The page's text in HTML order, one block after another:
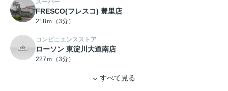
スーパー
FRESCO(フレスコ) 豊里店
218ｍ（3分）
コンビニエンスストア
ローソン 東淀川大道南店
227ｍ（3分）
すべて見る